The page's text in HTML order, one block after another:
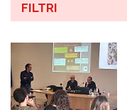
FILTRI